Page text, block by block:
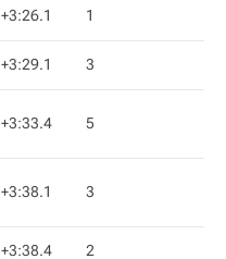
+3:26.1 1
+3:29.1 3
+3:33.4 5
+3:38.1 3
+3:38.4 2